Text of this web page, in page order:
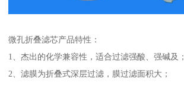
微孔折叠滤芯产品特性：
1、杰出的化学兼容性，适合过滤强酸、强碱及；
2、滤膜为折叠式深层过滤，膜过滤面积大；